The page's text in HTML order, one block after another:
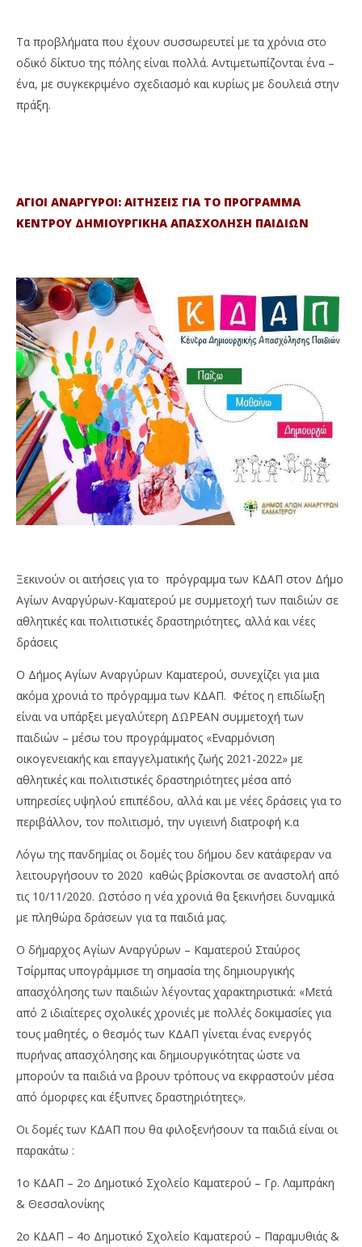
Τα προβλήματα που έχουν συσσωρευτεί με τα χρόνια στο
οδικό δίκτυο της πόλης είναι πολλά. Αντιμετωπίζονται ένα –
ένα, με συγκεκριμένο σχεδιασμό και κυρίως με δουλειά στην
πράξη.
ΑΓΙΟΙ ΑΝΑΡΓΥΡΟΙ: ΑΙΤΗΣΕΙΣ ΓΙΑ ΤΟ ΠΡΟΓΡΑΜΜΑ
ΚΕΝΤΡΟΥ ΔΗΜΙΟΥΡΓΙΚΗΑ ΑΠΑΣΧΟΛΗΣΗ ΠΑΙΔΙΩΝ
Ξεκινούν οι αιτήσεις για το πρόγραμμα των ΚΔΑΠ στον Δήμο
Αγίων Αναργύρων-Καματερού με συμμετοχή των παιδιών σε
αθλητικές και πολιτιστικές δραστηριότητες, αλλά και νέες
δράσεις
Ο Δήμος Αγίων Αναργύρων Καματερού, συνεχίζει για μια
ακόμα χρονιά το πρόγραμμα των ΚΔΑΠ. Φέτος η επιδίωξη
είναι να υπάρξει μεγαλύτερη ΔΩΡΕΑΝ συμμετοχή των
παιδιών – μέσω του προγράμματος «Εναρμόνιση
οικογενειακής και επαγγελματικής ζωής 2021-2022» με
αθλητικές και πολιτιστικές δραστηριότητες μέσα από
υπηρεσίες υψηλού επιπέδου, αλλά και με νέες δράσεις για το
περιβάλλον, τον πολιτισμό, την υγιεινή διατροφή κ.α
Λόγω της πανδημίας οι δομές του δήμου δεν κατάφεραν να
λειτουργήσουν το 2020 καθώς βρίσκονται σε αναστολή από
τις 10/11/2020. Ωστόσο η νέα χρονιά θα ξεκινήσει δυναμικά
με πληθώρα δράσεων για τα παιδιά μας.
Ο δήμαρχος Αγίων Αναργύρων – Καματερού Σταύρος
Τσίρμπας υπογράμμισε τη σημασία της δημιουργικής
απασχόλησης των παιδιών λέγοντας χαρακτηριστικά: «Μετά
από 2 ιδιαίτερες σχολικές χρονιές με πολλές δοκιμασίες για
τους μαθητές, ο θεσμός των ΚΔΑΠ γίνεται ένας ενεργός
πυρήνας απασχόλησης και δημιουργικότητας ώστε να
μπορούν τα παιδιά να βρουν τρόπους να εκφραστούν μέσα
από όμορφες και έξυπνες δραστηριότητες».
Οι δομές των ΚΔΑΠ που θα φιλοξενήσουν τα παιδιά είναι οι
παρακάτω :
1ο ΚΔΑΠ – 2ο Δημοτικό Σχολείο Καματερού – Γρ. Λαμπράκη
& Θεσσαλονίκης
2ο ΚΔΑΠ – 4ο Δημοτικό Σχολείο Καματερού – Παραμυθιάς &